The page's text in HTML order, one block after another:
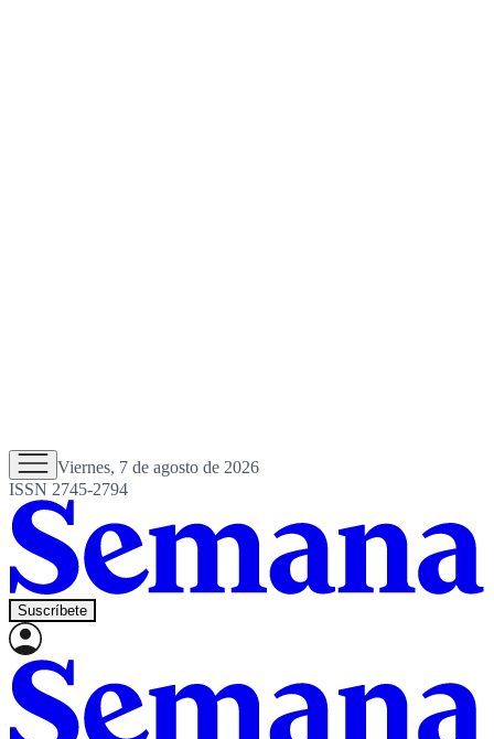
Viernes, 7 de agosto de 2026
ISSN 2745-2794
Suscríbete